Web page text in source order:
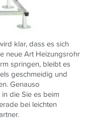
klar, dass es sich
neue Art Heizungsrohr
springen, bleibt es
geschmeidig und
Genauso
die Sie es beim
bei leichten